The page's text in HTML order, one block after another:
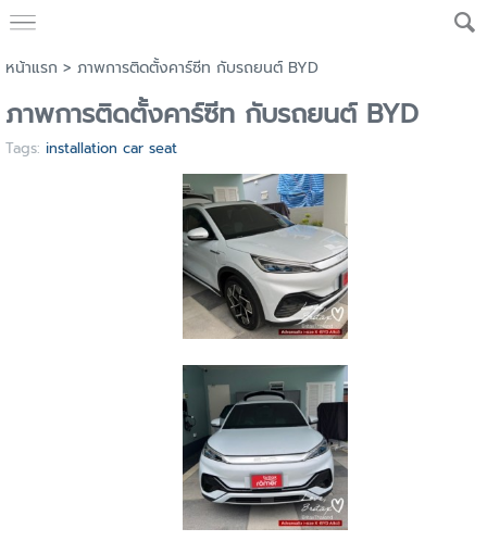
หน้าแรก > ภาพการติดตั้งคาร์ซีท กับรถยนต์ BYD
ภาพการติดตั้งคาร์ซีท กับรถยนต์ BYD
Tags: installation car seat